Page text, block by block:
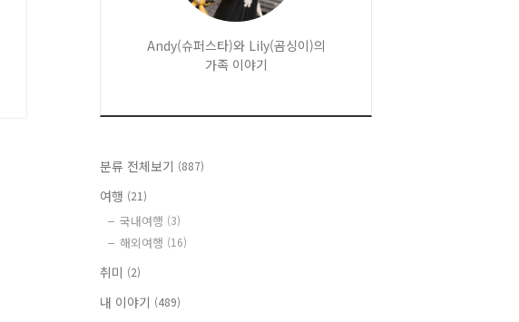
Andy(슈퍼스타)와 Lily(곰싱이)의
가족 이야기
분류 전체보기 (887)
여행 (21)
국내여행 (3)
해외여행 (16)
취미 (2)
내 이야기 (489)